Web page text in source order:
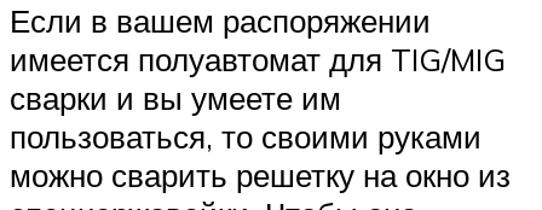
Если в вашем распоряжении
имеется полуавтомат для TIG/MIG
сварки и вы умеете им
пользоваться, то своими руками
можно сварить решетку на окно из